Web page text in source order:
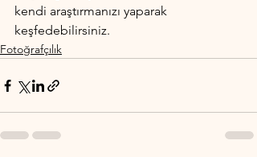
kendi araştırmanızı yaparak
keşfedebilirsiniz.
Fotoğrafçılık